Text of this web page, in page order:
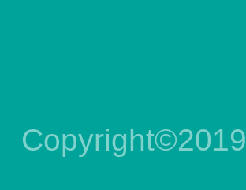
Copyright©2019